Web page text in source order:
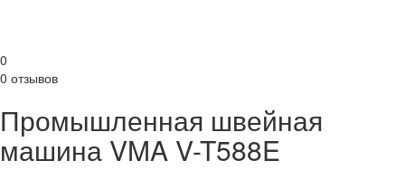
0
0 отзывов
Промышленная швейная
машина VMA V-T588E